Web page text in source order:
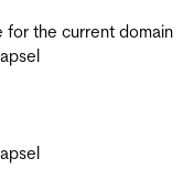
for the current domain